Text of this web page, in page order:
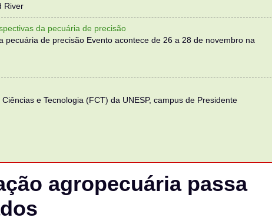
River
da pecuária de precisão
pecuária de precisão Evento acontece de 26 a 28 de novembro na
e Tecnologia (FCT) da UNESP, campus de Presidente
agropecuária passa